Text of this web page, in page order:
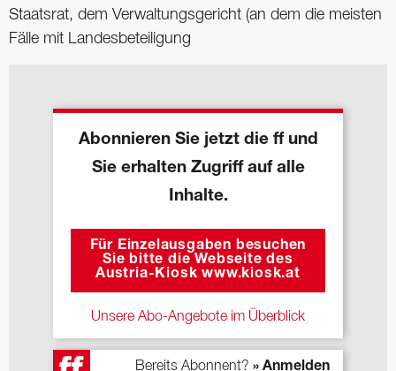
Staatsrat, dem Verwaltungsgericht (an dem die meisten
Fälle mit Landesbeteiligung
Abonnieren Sie jetzt die ff und
Sie erhalten Zugriff auf alle
Inhalte.
Für Einzelausgaben besuchen
Sie bitte die Webseite des
Austria-Kiosk www.kiosk.at
Unsere Abo-Angebote im Überblick
Bereits Abonnent? » Anmelden